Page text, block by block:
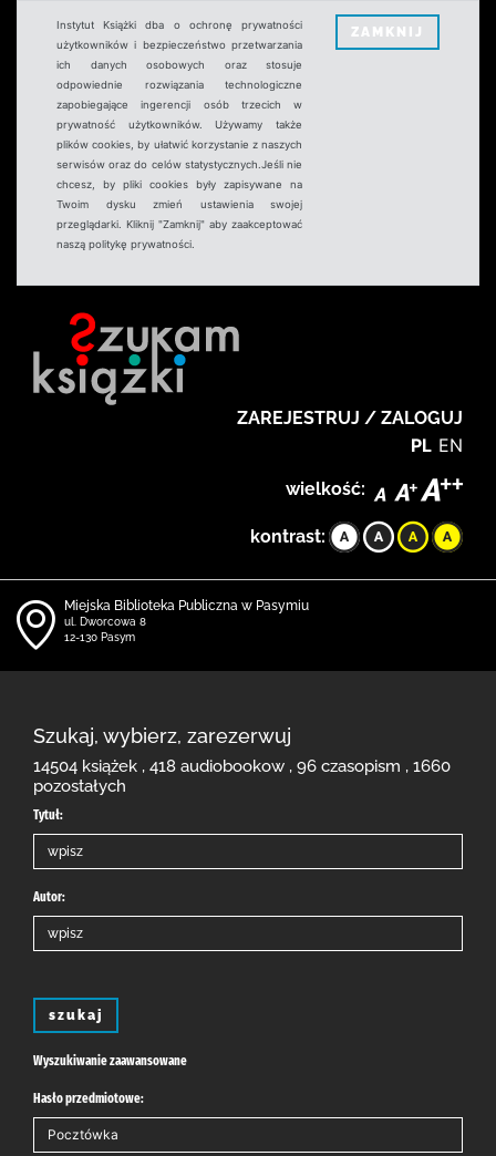
Instytut Książki dba o ochronę prywatności
użytkowników i bezpieczeństwo przetwarzania
ich danych osobowych oraz stosuje
odpowiednie rozwiązania technologiczne
zapobiegające ingerencji osób trzecich w
prywatność użytkowników. Używamy także
plików cookies, by ułatwić korzystanie z naszych
serwisów oraz do celów statystycznych.Jeśli nie
chcesz, by pliki cookies były zapisywane na
Twoim dysku zmień ustawienia swojej
przeglądarki. Kliknij "Zamknij" aby zaakceptować
naszą politykę prywatności.
ZAMKNIJ
ZAREJESTRUJ / ZALOGUJ
PL EN
wielkość:
kontrast:
Miejska Biblioteka Publiczna w Pasymiu
ul. Dworcowa 8
12-130 Pasym
Szukaj, wybierz, zarezerwuj
14504 książek , 418 audiobookow , 96 czasopism , 1660
pozostałych
Tytuł:
Autor:
szukaj
Wyszukiwanie zaawansowane
Hasło przedmiotowe: